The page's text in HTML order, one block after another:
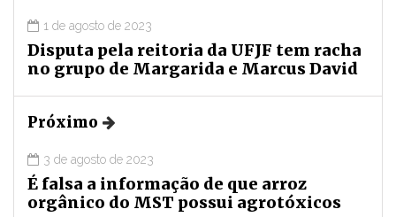
1 de agosto de 2023
Disputa pela reitoria da UFJF tem racha
no grupo de Margarida e Marcus David
Próximo
3 de agosto de 2023
É falsa a informação de que arroz
orgânico do MST possui agrotóxicos